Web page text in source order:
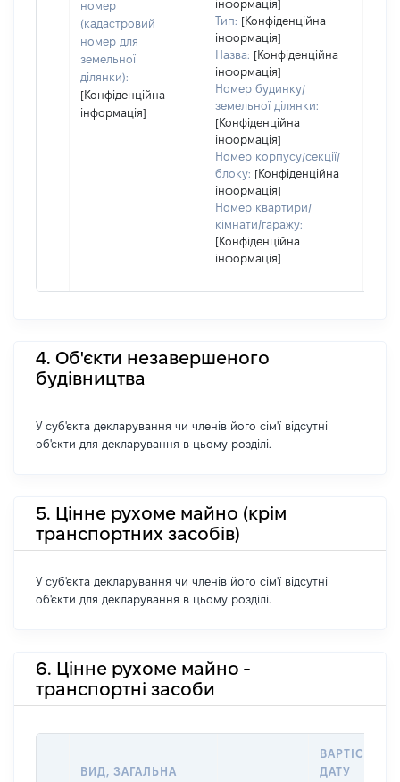
номер
(кадастровий
номер для
земельної
ділянки):
[Конфіденційна
інформація]
інформація]
Тип: [Конфіденційна
інформація]
Назва: [Конфіденційна
інформація]
Номер будинку/
земельної ділянки:
[Конфіденційна
інформація]
Номер корпусу/секції/
блоку: [Конфіденційна
інформація]
Номер квартири/
кімнати/гаражу:
[Конфіденційна
інформація]
4. Об'єкти незавершеного
будівництва
У суб'єкта декларування чи членів його сім'ї відсутні
об'єкти для декларування в цьому розділі.
5. Цінне рухоме майно (крім
транспортних засобів)
У суб'єкта декларування чи членів його сім'ї відсутні
об'єкти для декларування в цьому розділі.
6. Цінне рухоме майно -
транспортні засоби
ВИД, ЗАГАЛЬНА
ВАРТІСТЬ НА
ДАТУ